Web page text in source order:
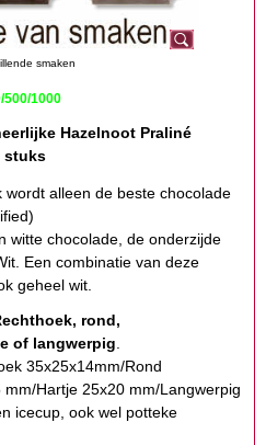
smaken
500/1000
Hazelnoot Praliné
stuks
alleen de beste chocolade
witte chocolade, de onderzijde
Een combinatie van deze
geheel wit.
rond,
of langwerpig
35x25x14mm/Rond
Hartje 25x20 mm/Langwerpig
icecup, ook wel potteke